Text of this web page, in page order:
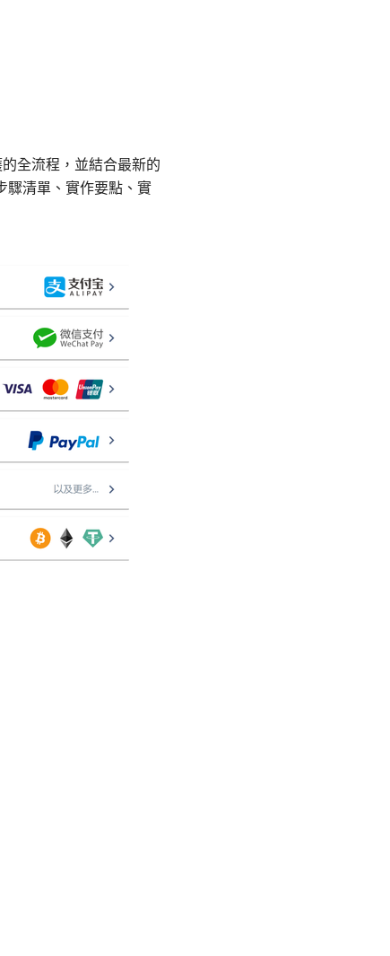
全流程，並結合最新的
驟清單、實作要點、實